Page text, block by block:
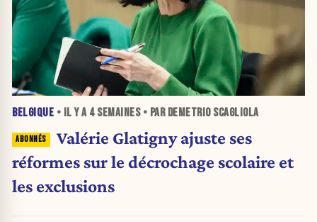
BELGIQUE • IL Y A 4 SEMAINES• PAR DEMETRIO SCAGLIOLA
Valérie Glatigny ajuste ses
réformes sur le décrochage scolaire et
les exclusions